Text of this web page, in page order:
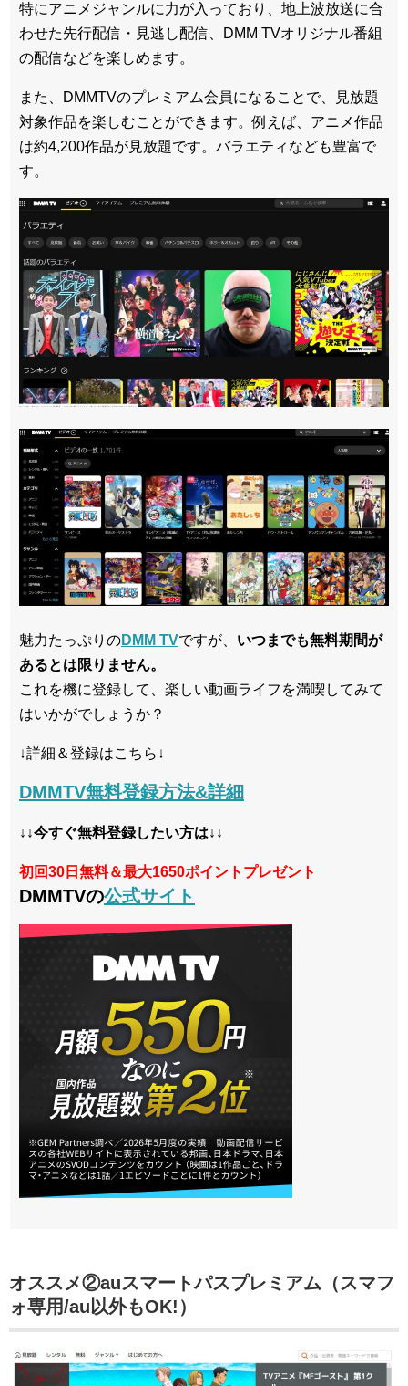
特にアニメジャンルに力が入っており、地上波放送に合
わせた先行配信・見逃し配信、DMM TVオリジナル番組
の配信などを楽しめます。
また、DMMTVのプレミアム会員になることで、見放題
対象作品を楽しむことができます。例えば、アニメ作品
は約4,200作品が見放題です。バラエティなども豊富で
す。
魅力たっぷりのDMM TVですが、 いつまでも無料期間が
あるとは限りません。
これを機に登録して、楽しい動画ライフを満喫してみて
はいかがでしょうか？
↓詳細＆登録はこちら↓
DMMTV無料登録方法&詳細
↓↓今すぐ無料登録したい方は↓↓
初回30日無料＆最大1650ポイントプレゼント
DMMTVの公式サイト
オススメ②auスマートパスプレミアム（スマフ
ォ専用/au以外もOK!）